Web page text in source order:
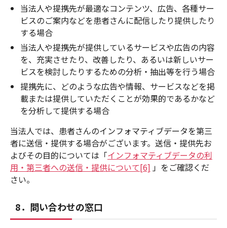
当法人や提携先が最適なコンテンツ、広告、各種サー
ビスのご案内などを患者さんに配信したり提供したり
する場合
当法人や提携先が提供しているサービスや広告の内容
を、充実させたり、改善したり、あるいは新しいサー
ビスを検討したりするための分析・抽出等を行う場合
提携先に、どのような広告や情報、サービスなどを掲
載または提供していただくことが効果的であるかなど
を分析して提供する場合
当法人では、患者さんのインフォマティブデータを第三
者に送信・提供する場合がございます。送信・提供先お
よびその目的については「インフォマティブデータの利
用・第三者への送信・提供について[6] 」をご確認くだ
さい。
8．問い合わせの窓口